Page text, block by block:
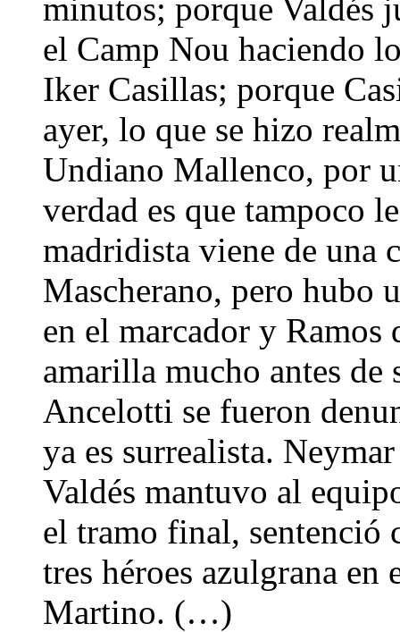
minutos; porque Valdés
el Camp Nou haciendo
Iker Casillas; porque
ayer, lo que se hizo
Undiano Mallenco, por
verdad es que tampoco
madridista viene de una
Mascherano, pero hubo
en el marcador y Ramos
amarilla mucho antes de
Ancelotti se fueron
ya es surrealista.
Valdés mantuvo al
el tramo final, sentenció
tres héroes azulgrana
Martino. (…)